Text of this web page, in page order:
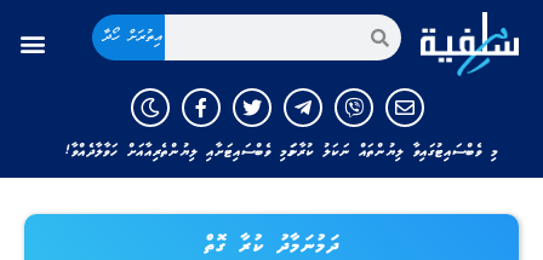
އިތުރަށް ހޯދާ
މި ވެބްސައިޓުގައިވާ ލިޔުންތައް ނަކަލު ކުރާނަމަ މި ވެބްސައިޓަށާއި ލިޔުންތެރިއާއަށް ހަވާލާދެއްވާ!
ދަމުނަމާދު ކުރާ ގޮތް